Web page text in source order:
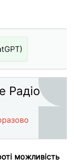
Радіо
можливість